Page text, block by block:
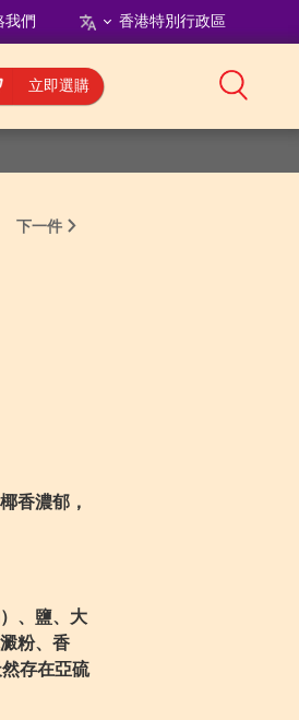
我們 香港特別行政區
立即選購
下一件
香濃郁，
、鹽、大
粉、香
存在亞硫